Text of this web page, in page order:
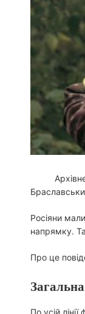
Росіяни
напрямку.
Про це